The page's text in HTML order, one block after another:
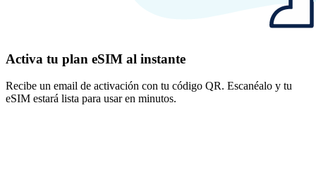
Activa tu plan eSIM al instante
Recibe un email de activación con tu código QR. Escanéalo y tu
eSIM estará lista para usar en minutos.